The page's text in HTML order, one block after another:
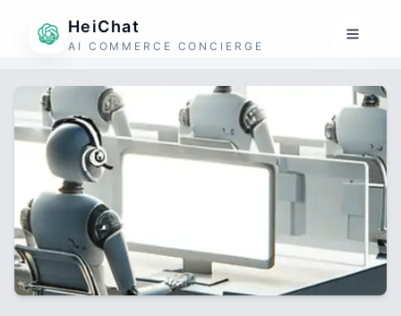
HeiChat
AI COMMERCE CONCIERGE